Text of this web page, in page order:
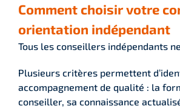
Comment choisir votre
orientation indépendant
Tous les conseillers indépendants
Plusieurs critères permettent
accompagnement de qualité : la
conseiller, sa connaissance